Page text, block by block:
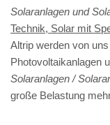
Solaranlagen und
Technik, Solar mit
Altrip werden von
Photovoltaikanlagen
Solaranlagen /
große Belastung